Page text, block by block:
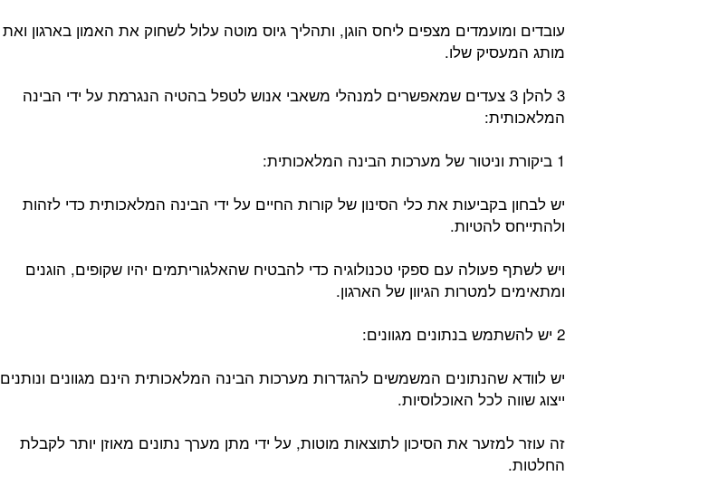
עובדים ומועמדים מצפים ליחס הוגן, ותהליך גיוס מוטה עלול לשחוק את האמון בארגון ואת
מותג המעסיק שלו.
3 להלן 3 צעדים שמאפשרים למנהלי משאבי אנוש לטפל בהטיה הנגרמת על ידי הבינה
המלאכותית:
1 ביקורת וניטור של מערכות הבינה המלאכותית:
יש לבחון בקביעות את כלי הסינון של קורות החיים על ידי הבינה המלאכותית כדי לזהות
ולהתייחס להטיות.
ויש לשתף פעולה עם ספקי טכנולוגיה כדי להבטיח שהאלגוריתמים יהיו שקופים, הוגנים
ומתאימים למטרות הגיוון של הארגון.
2 יש להשתמש בנתונים מגוונים:
יש לוודא שהנתונים המשמשים להגדרות מערכות הבינה המלאכותית הינם מגוונים ונותנים
ייצוג שווה לכל האוכלוסיות.
זה עוזר למזער את הסיכון לתוצאות מוטות, על ידי מתן מערך נתונים מאוזן יותר לקבלת
החלטות.